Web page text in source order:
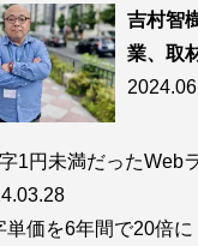
吉村智
業、取
1円未満だったWeb
単価を6年間で20倍に